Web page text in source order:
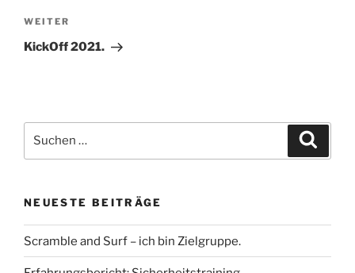
Nächster
Beitrag
WEITER
KickOff 2021.
nach:
NEUESTE BEITRÄGE
Scramble and Surf – ich bin Zielgruppe.